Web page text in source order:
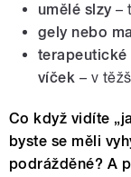
umělé slzy –
gely nebo
víček – v
Co když vidíte
byste se měli
podrážděné? A